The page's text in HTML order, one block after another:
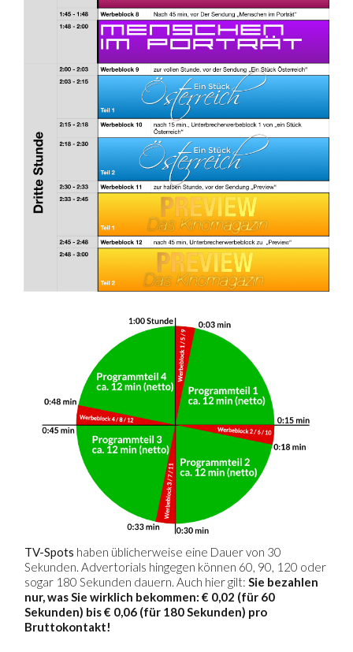
TV-Spots haben üblicherweise eine Dauer von 30
Sekunden. Advertorials hingegen können 60, 90, 120 oder
sogar 180 Sekunden dauern. Auch hier gilt: Sie bezahlen
nur, was Sie wirklich bekommen: € 0,02 (für 60
Sekunden) bis € 0,06 (für 180 Sekunden) pro
Bruttokontakt!